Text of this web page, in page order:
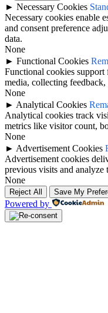
► Necessary Cookies
Necessary cookies enable
and consent preference
data.
None
► Functional Cookies
Functional cookies support
media, collecting
None
► Analytical Cookies
Analytical cookies track
metrics like visitor count,
None
► Advertisement Cookies
Advertisement cookies
previous visits and analyze
None
Reject All Save My
Powered by